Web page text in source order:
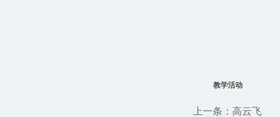
教学活动
上一条：高云飞